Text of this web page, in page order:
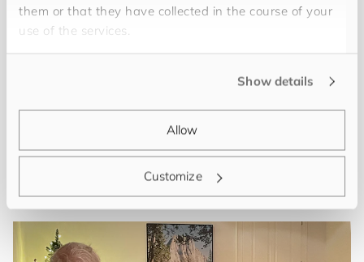
them or that they have collected in the course of your
use of the services.
Show details
Allow
Customize
dann verwandelte sich der Abend in eine lebhafte
Diskussionsrunde. Zahlreiche Fragen und Antworten
alles sehr eindrucksvoll und lehrreich und so mancher
Gast ging mit vielen neuen Gedanken heimwärts.
Robert Josef Stadler im Austausch mit den
Teilnehmenden.